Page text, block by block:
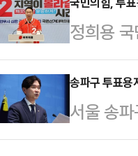
후보
후보는
달리 캠
다.이에
송하고
다.공직
오후6시
는 대기
는 오후6
정희용
지 부족
은 3일 서
고 투명
로 우리
송파구 투표
서울 송
와 관련